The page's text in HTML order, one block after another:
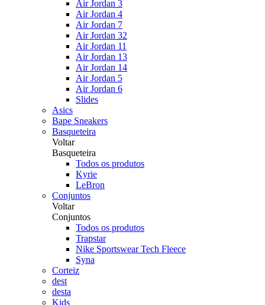
Air Jordan 3
Air Jordan 4
Air Jordan 7
Air Jordan 32
Air Jordan 11
Air Jordan 13
Air Jordan 14
Air Jordan 5
Air Jordan 6
Slides
Asics
Bape Sneakers
Basqueteira
Voltar
Basqueteira
Todos os produtos
Kyrie
LeBron
Conjuntos
Voltar
Conjuntos
Todos os produtos
Trapstar
Nike Sportswear Tech Fleece
Syna
Corteiz
dest
desta
Kids